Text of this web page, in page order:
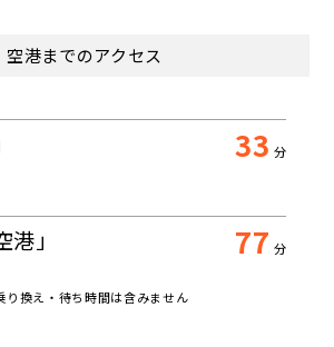
空港までのアクセス
33 分
港」 77 分
換え・待ち時間は含みません